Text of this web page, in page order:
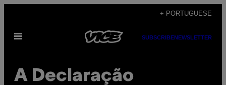
content
+ PORTUGUESE
Open
SUBSCRIBENEWSLETTER
A Declaração